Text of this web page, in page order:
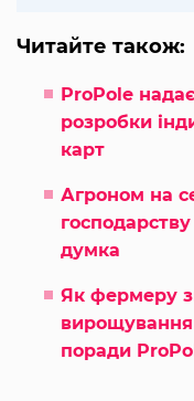
Читайте також:
ProPole
розробки
карт
Агроном на
думка
Як фермеру
поради